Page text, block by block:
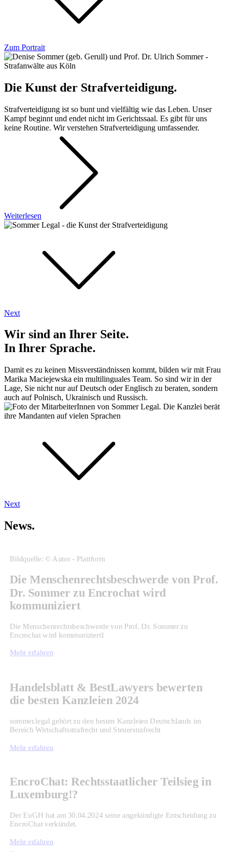
Zum Portrait
Die Kunst der Strafverteidigung.
Strafverteidigung ist so bunt und vielfältig wie das Leben. Unser
Kampf beginnt und endet nicht im Gerichtssaal. Es gibt für uns
keine Routine. Wir verstehen Strafverteidigung umfassender.
Weiterlesen
Next
Wir sind an Ihrer Seite.
In Ihrer Sprache.
Damit es zu keinen Missverständnissen kommt, bilden wir mit Frau
Marika Maciejewska ein multilinguales Team. So sind wir in der
Lage, Sie nicht nur auf Deutsch oder Englisch zu beraten, sondern
auch auf Polnisch, Ukrainisch und Russisch.
Next
News.
Bildquelle: © Autor - Plattform
Die Menschenrechtsbeschwerde von Prof.
Dr. Sommer zu Encrochat wird
kommuniziert
Die Menschenrechtsbeschwerde von Prof. Dr. Sommer zu
Encrochat wird kommuniziert1
Mehr erfahren
Handelsblatt & BestLawyers bewerten
die besten Kanzleien 2024
sommer.legal gehört zu den besten Kanzleien Deutschlands im
Bereich Wirtschaftsstrafrecht und Steuerstrafrecht
Mehr erfahren
EncroChat: Rechtsstaatlicher Teilsieg in
Luxemburg!?
Der EuGH hat am 30.04.2024 seine angekündigte Entscheidung zu
EncroChat verkündet.
Mehr erfahren